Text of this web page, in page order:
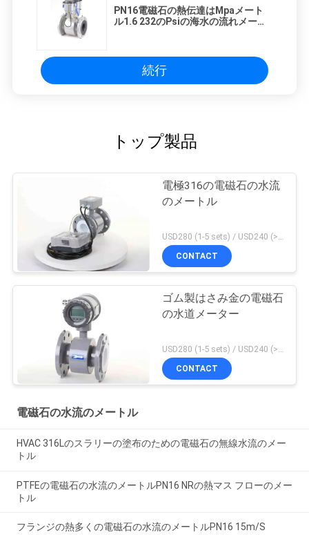
PN16電磁石の熱伝達はMpaメート
ル1.6 232のPsiの海水の流れメート
続行
トップ製品
電極316の電磁石の水流
のメートル
USD280 (1-5 sets) / USD240 (>5 sets) MOQ:1
CONTACT
ゴム製はさみ金の電磁石
の水道メーター
CONTACT
電磁石の水流のメートル
HVAC 316Lのスラリーの塗布のための電磁石の無線水流のメー
トル
PTFEの電磁石の水流のメートルPN16 NRの熱マス フローのメー
トル
フランジの熱多くの電磁石の水流のメートルPN16 15m/S